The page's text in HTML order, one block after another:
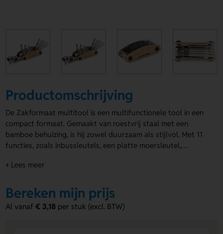
Productomschrijving
De Zakformaat multitool is een multifunctionele tool in een
compact formaat. Gemaakt van roestvrij staal met een
bamboe behuizing, is hij zowel duurzaam als stijlvol. Met 11
functies, zoals inbussleutels, een platte moersleutel,
deze multitool zeer praktisch. De afmetingen zijn 9x2,5x3,8
eenvoudig bedrukken of graveren aan de voor- of
achterzijde. Maak indruk op je klanten met de Zakformaat
multitool als uniek relatiegeschenk!
+ Lees meer
Bereken mijn prijs
Al vanaf€ 3,18 per stuk (excl. BTW)